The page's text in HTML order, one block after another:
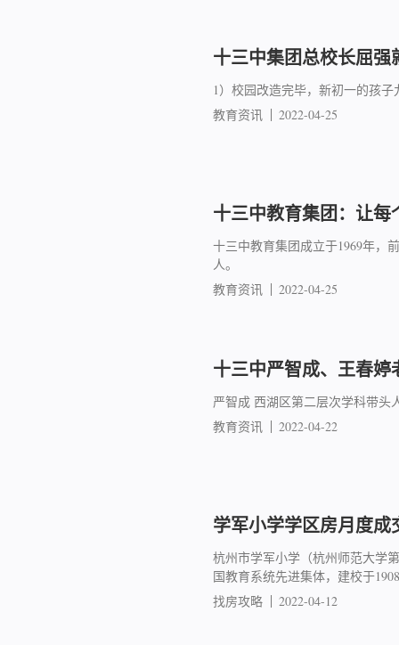
十三中集团总校长屈
1）校园改造完毕，新初一的孩
教育资讯
2022-04-25
十三中教育集团：让
十三中教育集团成立于1969年，
人。
教育资讯
2022-04-25
十三中严智成、王春
严智成 西湖区第二层次学科带头
教育资讯
2022-04-22
学军小学学区房月度成
杭州市学军小学（杭州师范大学
国教育系统先进集体，建校于
找房攻略
2022-04-12